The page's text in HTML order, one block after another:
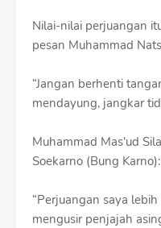
Nilai-nilai perjuangan
pesan Muhammad
“Jangan berhenti
mendayung, jangkar
Muhammad Mas'ud
Soekarno (Bung Karno):
“Perjuangan saya
mengusir penjajah